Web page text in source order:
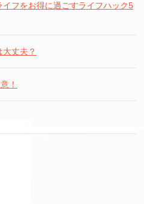
フをお得に過ごすライフハック5
丈夫？
！